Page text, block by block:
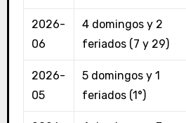
2026-
06
4 domingos y 2
feriados (7 y 29)
2026-
05
5 domingos y 1
feriados (1°)